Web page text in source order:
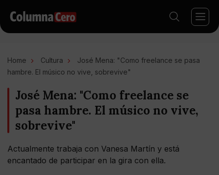
Home Cultura
José Mena: "Como freelance se pasa
hambre. El músico no vive, sobrevive"
José Mena: "Como freelance se
pasa hambre. El músico no vive,
sobrevive"
Actualmente trabaja con Vanesa Martín y está
encantado de participar en la gira con ella.